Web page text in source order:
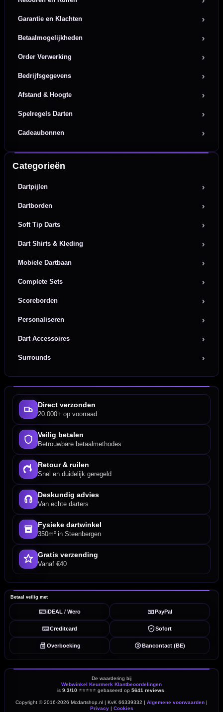
Garantie en Klachten
Betaalmogelijkheden
Order Verwerking
Bedrijfsgegevens
Afstand & Hoogte
Spelregels Darten
Cadeaubonnen
Categorieën
Dartpijlen
Dartborden
Soft Tip Darts
Dart Shirts & Kleding
Mobiele Dartbaan
Complete Sets
Scoreborden
Personaliseren
Dart Accessoires
Surrounds
Direct verzonden
20.000+ op voorraad
Veilig betalen
Betrouwbare betaalmethodes
Retour & ruilen
Snel en duidelijk geregeld
Deskundig advies
Van echte darters
Fysieke dartwinkel
350m² in Steenbergen
Gratis verzending
Vanaf €40
Betaal veilig met
iDEAL / Wero PayPal
Creditcard Sofort
Overboeking Bancontact (BE)
De waardering bij
Webwinkel Keurmerk Klantbeoordelingen
is 9.3/10 ⭐⭐⭐⭐⭐ gebaseerd op 5641 reviews.
Copyright © 2016-2026 Mcdartshop.nl | KvK 66339332 | Algemene voorwaarden |
Privacy| Cookies